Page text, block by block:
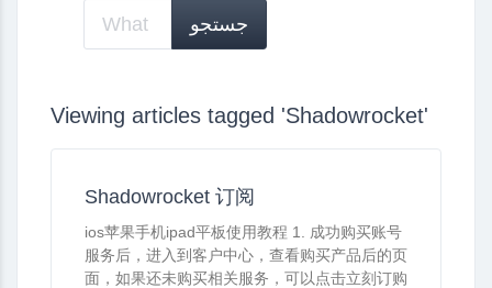
Viewing articles tagged 'Shadowrocket'
Shadowrocket 订阅
ios苹果手机ipad平板使用教程 1. 成功购买账号
服务后，进入到客户中心，查看购买产品后的页
面，如果还未购买相关服务，可以点击立刻订购